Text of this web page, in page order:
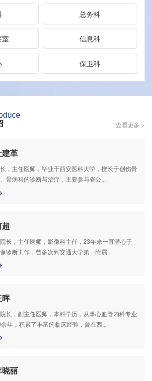
总务科
信息科
保卫科
查看更多 >
建革
，主任医师，毕业于西安医科大学，擅长于创伤骨
骨病科的诊断与治疗，主要参与省公...
长，主任医师，影像科主任，23年来一直潜心于
诊断工作，曾多次到交通大学第一附属...
晖
长，副主任医师，本科学历，从事心血管内科专业
年，积累了丰富的临床经验，曾在西...
晓丽